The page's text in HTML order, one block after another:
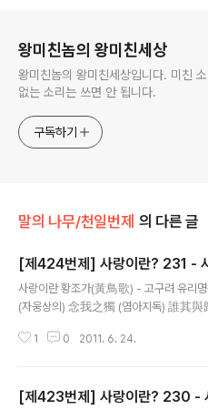
왕미친놈의 왕미친세상
왕미친놈의 왕미친세상입니다. 미친
없는 소리는 쓰면 안 됩니다.
구독하기
말의 나무/천일번제 의 다른 글
[제424번제] 사랑이란? 231 -
사랑이란 황조가(黃鳥歌) - 고구려 유리
(자웅상의) 念我之獨 (염아지독) 誰其與
국 최초의 서정요랍니다. iPhone 에서 작
1 0 2011. 6. 24.
[제423번제] 사랑이란? 230 -